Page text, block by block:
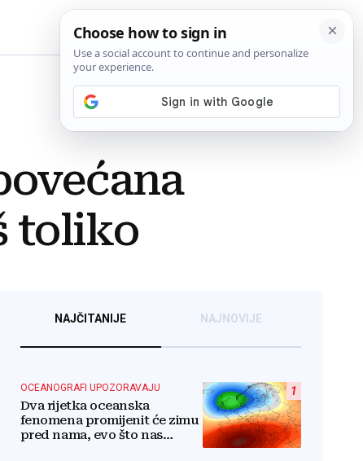
toliko
NAJČITANIJE NAJNOVIJE
1
OCEANOGRAFI UPOZORAVAJU
Dva rijetka oceanska
fenomena promijenit će zimu
pred nama, evo što nas